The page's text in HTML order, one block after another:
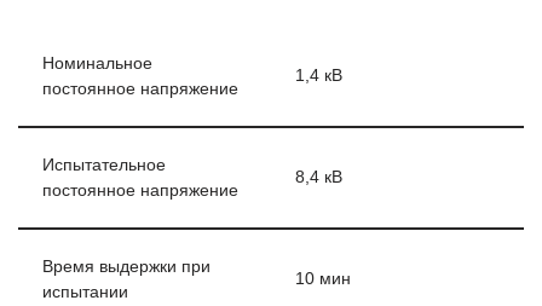
Номинальное
постоянное напряжение
1,4 кВ
Испытательное
постоянное напряжение
8,4 кВ
Время выдержки при
испытании
10 мин